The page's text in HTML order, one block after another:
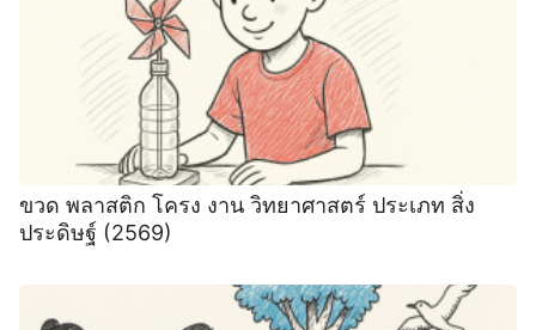
ขวด พลาสติก โครง งาน วิทยาศาสตร์ ประเภท สิ่ง
ประดิษฐ์ (2569)